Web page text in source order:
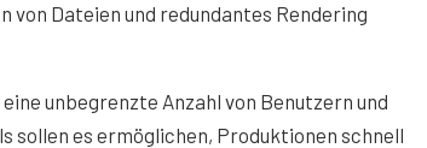
Dateien und redundantes Rendering
unbegrenzte Anzahl von Benutzern und
sollen es ermöglichen, Produktionen schnell